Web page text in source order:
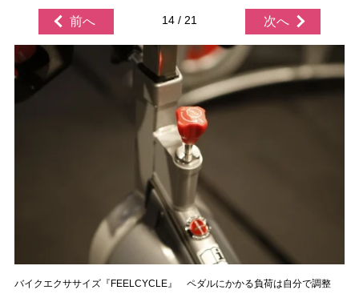
前へ 14 / 21 次へ
バイクエクササイズ『FEELCYCLE』 ペダルにかかる負荷は自分で調整